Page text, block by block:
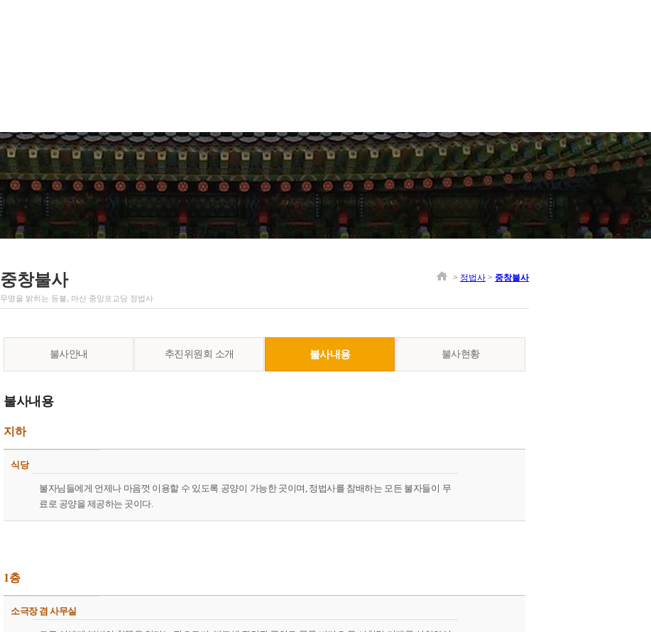
중창불사
무명을 밝히는 등불, 마산 중앙포교당 정법사
> 정법사 > 중창불사
불사안내 추진위원회 소개 불사내용 불사현황
불사내용
지하
식당
불자님들에게 언제나 마음껏 이용할 수 있도록 공양이 가능한 곳이며, 정법사를 참배하는 모든 불자들이 무
료로 공양을 제공하는 곳이다.
1층
소극장 겸 사무실